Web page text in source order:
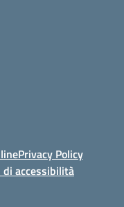
Privacy Policy
accessibilità